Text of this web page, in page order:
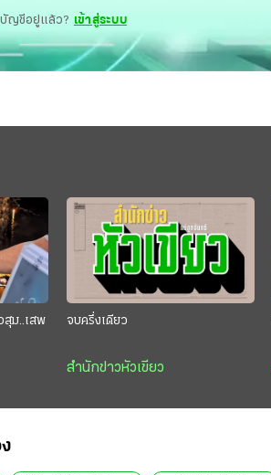
ญชีอยู่แล้ว? เข้าสู่ระบบ
สุม..เสพ
จบครึ่งเดียว
สำนักข่าวหัวเขียว